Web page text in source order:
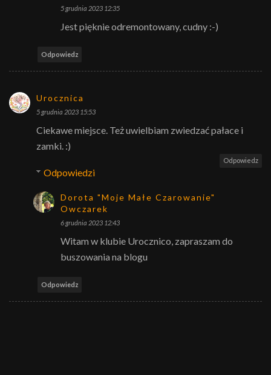
5 grudnia 2023 12:35
Jest pięknie odremontowany, cudny :-)
Odpowiedz
Urocznica
5 grudnia 2023 15:53
Ciekawe miejsce. Też uwielbiam zwiedzać pałace i
zamki. :)
Odpowiedz
Odpowiedzi
Dorota "Moje Małe Czarowanie"
Owczarek
6 grudnia 2023 12:43
Witam w klubie Urocznico, zapraszam do
buszowania na blogu
Odpowiedz